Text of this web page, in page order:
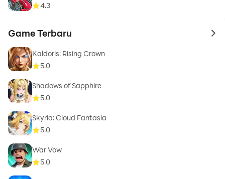
4.3
Game Terbaru to
Kaldoris: Rising Crown
5.0
Shadows of Sapphire
5.0
Skyria: Cloud Fantasia
5.0
War Vow
5.0